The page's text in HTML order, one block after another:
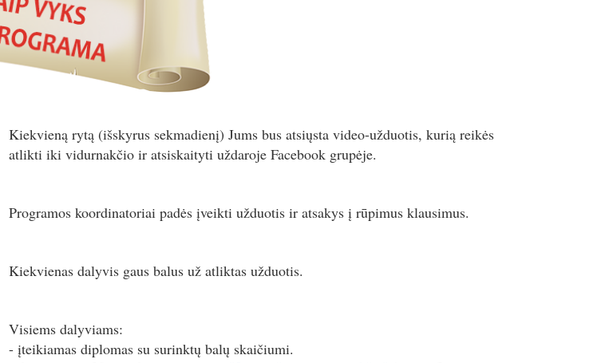
Kiekvieną rytą (išskyrus sekmadienį) Jums bus atsiųsta video-užduotis, kurią reikės
atlikti iki vidurnakčio ir atsiskaityti uždaroje Facebook grupėje.
Programos koordinatoriai padės įveikti užduotis ir atsakys į rūpimus klausimus.
Kiekvienas dalyvis gaus balus už atliktas užduotis.
Visiems dalyviams:
- įteikiamas diplomas su surinktų balų skaičiumi.